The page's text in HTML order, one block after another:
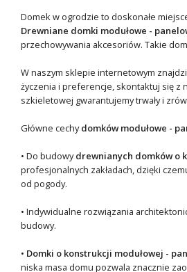
Domek w ogrodzie to doskonałe
Drewniane domki modułowe -
przechowywania akcesoriów. Takie
W naszym sklepie internetowym
życzenia i preferencje, skontaktuj się z
szkieletowej gwarantujemy trwały i
Główne cechydomków modułowe -
• Do budowydrewnianych domków o
profesjonalnych zakładach, dzięki
od pogody.
• Indywidualne rozwiązania
budowy.
• Domki o konstrukcji modułowej -
niska masa domu pozwala znacznie